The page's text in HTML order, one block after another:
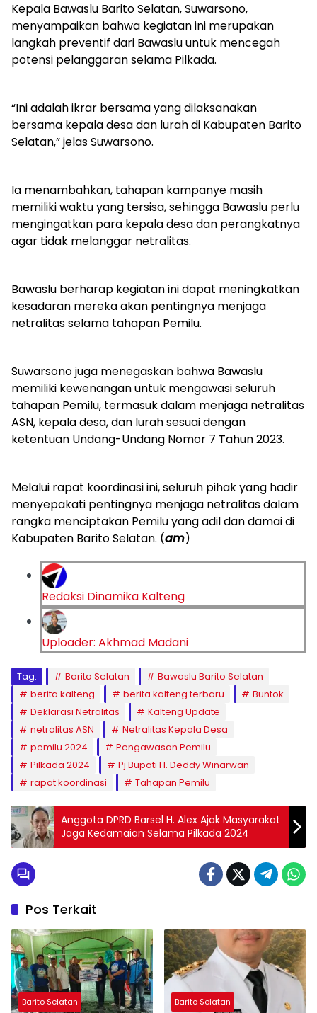
Kepala Bawaslu Barito Selatan, Suwarsono,
menyampaikan bahwa kegiatan ini merupakan
langkah preventif dari Bawaslu untuk mencegah
potensi pelanggaran selama Pilkada.
“Ini adalah ikrar bersama yang dilaksanakan
bersama kepala desa dan lurah di Kabupaten Barito
Selatan,” jelas Suwarsono.
Ia menambahkan, tahapan kampanye masih
memiliki waktu yang tersisa, sehingga Bawaslu perlu
mengingatkan para kepala desa dan perangkatnya
agar tidak melanggar netralitas.
Bawaslu berharap kegiatan ini dapat meningkatkan
kesadaran mereka akan pentingnya menjaga
netralitas selama tahapan Pemilu.
Suwarsono juga menegaskan bahwa Bawaslu
memiliki kewenangan untuk mengawasi seluruh
tahapan Pemilu, termasuk dalam menjaga netralitas
ASN, kepala desa, dan lurah sesuai dengan
ketentuan Undang-Undang Nomor 7 Tahun 2023.
Melalui rapat koordinasi ini, seluruh pihak yang hadir
menyepakati pentingnya menjaga netralitas dalam
rangka menciptakan Pemilu yang adil dan damai di
Kabupaten Barito Selatan. (am)
Redaksi Dinamika Kalteng
Uploader: Akhmad Madani
Tag: Barito Selatan
Bawaslu Barito Selatan
berita kalteng
berita kalteng terbaru
Buntok
Deklarasi Netralitas
Kalteng Update
netralitas ASN
Netralitas Kepala Desa
pemilu 2024
Pengawasan Pemilu
Pilkada 2024
Pj Bupati H. Deddy Winarwan
rapat koordinasi
Tahapan Pemilu
Anggota DPRD Barsel H. Alex Ajak Masyarakat
Jaga Kedamaian Selama Pilkada 2024
Pos Terkait
Barito Selatan Barito Selatan